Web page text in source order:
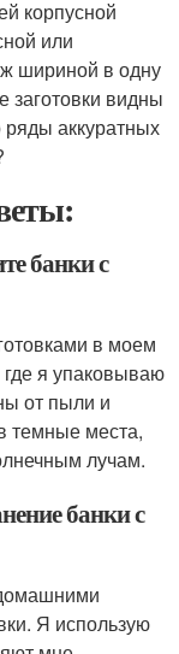
корпусной
или
шириной в одну
заготовки видны
ряды аккуратных
банки с
в моем
я упаковываю
от пыли и
темные места,
лучам.
банки с
Я использую